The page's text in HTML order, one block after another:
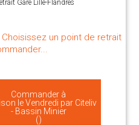
Gare Lille-Flandres
un point de retrait
Commander à
le Vendredi par Citeliv
- Bassin Minier
()